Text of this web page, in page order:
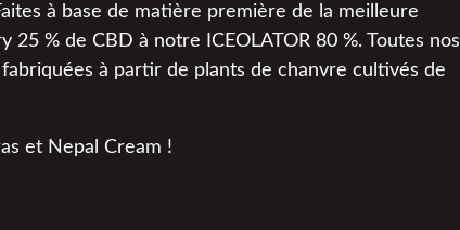
à base de matière première de la meilleure
% de CBD à notre ICEOLATOR 80 %. Toutes nos
à partir de plants de chanvre cultivés de
et Nepal Cream !